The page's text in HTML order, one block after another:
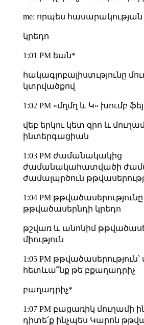
me: որպես հասարակության
կրեդո
1:01 PM եան*
հակագլոբալիստւթյունը
կտրվածքով
1:02 PM «մղմղ և Կ» խումբ
վեբ երկու կետ զրո և
ինտերգացիան
1:03 PM ժամանակակից
ժամանակահատվածի
ժամալպրծուն
1:04 PM
թթվածասերնդի կրեդո
թշվառ և անոնիմ
միություն
1:05 PM
հետևա՞նք թե բքաղադրիչ
բաղադրիչ*
1:07 PM բացառիկ մուղամի
դիտե՛ք ինչպես Կարոն